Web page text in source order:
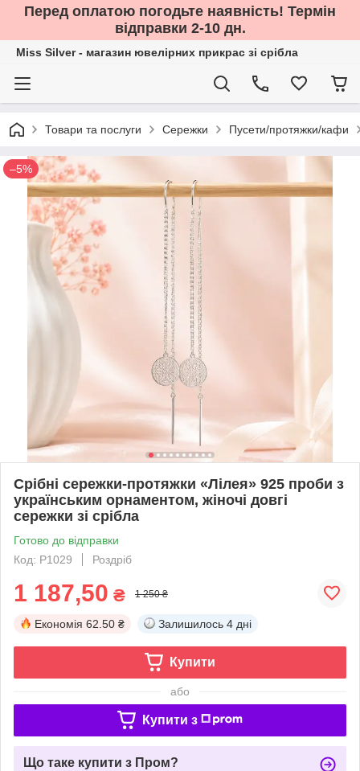
Перед оплатою погодьте наявність! Термін
відправки 2-10 дн.
Miss Silver - магазин ювелірних прикрас зі срібла
Товари та послуги Сережки Пусети/протяжки/кафи
–5%
Срібні сережки-протяжки «Лілея» 925 проби з
українським орнаментом, жіночі довгі
сережки зі срібла
Готово до відправки
Код: Р1029
Роздріб
1 187,50 ₴ 1 250 ₴
Економія 62.50 ₴ Залишилось 4 дні
Купити
або
Купити з
Що таке купити з Пром?